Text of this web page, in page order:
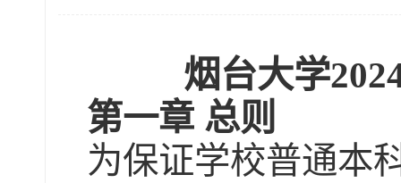
烟台大学
第一章 总则
为保证学校普通本